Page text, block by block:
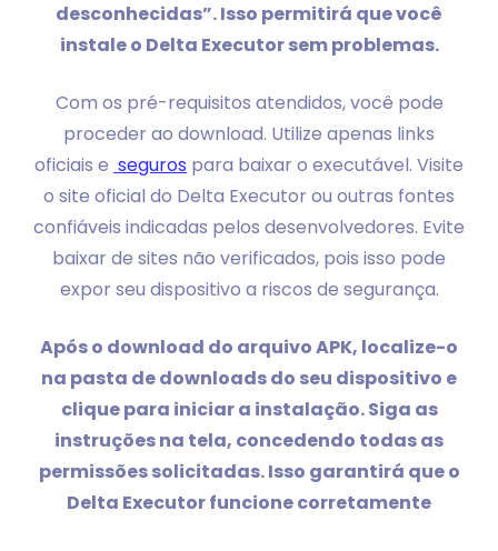
desconhecidas”. Isso permitirá que você
instale o Delta Executor sem problemas.
Com os pré-requisitos atendidos, você pode
proceder ao download. Utilize apenas links
oficiais e seguros para baixar o executável. Visite
o site oficial do Delta Executor ou outras fontes
confiáveis indicadas pelos desenvolvedores. Evite
baixar de sites não verificados, pois isso pode
expor seu dispositivo a riscos de segurança.
Após o download do arquivo APK, localize-o
na pasta de downloads do seu dispositivo e
clique para iniciar a instalação. Siga as
instruções na tela, concedendo todas as
permissões solicitadas. Isso garantirá que o
Delta Executor funcione corretamente